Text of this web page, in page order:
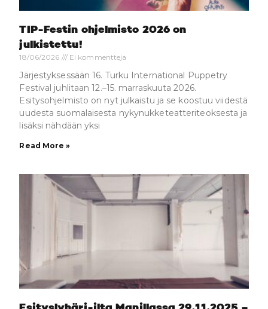
TIP-Festin ohjelmisto 2026 on
julkistettu!
18/06/2026 Ei kommentteja
Järjestyksessään 16. Turku International Puppetry
Festival juhlitaan 12.–15. marraskuuta 2026.
Esitysohjelmisto on nyt julkaistu ja se koostuu viidestä
uudesta suomalaisesta nykynukketeatteriteoksesta ja
lisäksi nähdään yksi
Read More »